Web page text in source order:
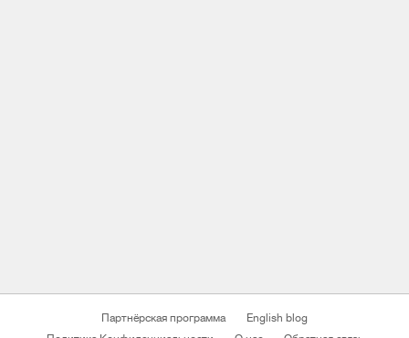
Партнёрская программа
English blog